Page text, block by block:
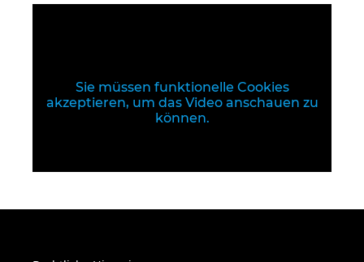
Sie müssen funktionelle Cookies
akzeptieren, um das Video anschauen zu
können.